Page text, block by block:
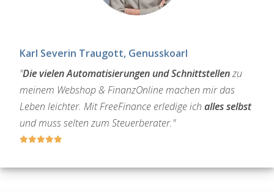
Karl Severin Traugott, Genusskoarl
"Die vielen Automatisierungen und Schnittstellenzu
meinem Webshop & FinanzOnline machen mir das
Leben leichter. Mit FreeFinance erledige ich alles selbst
und muss selten zum Steuerberater."